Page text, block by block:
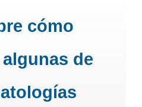
cómo
de